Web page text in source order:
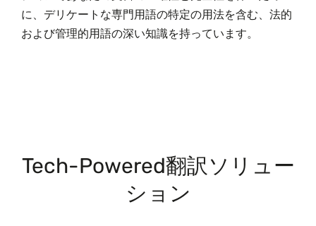
に、デリケートな専門用語の特定の用法を含む、法的
および管理的用語の深い知識を持っています。
Tech-Powered翻訳ソリュー
ション